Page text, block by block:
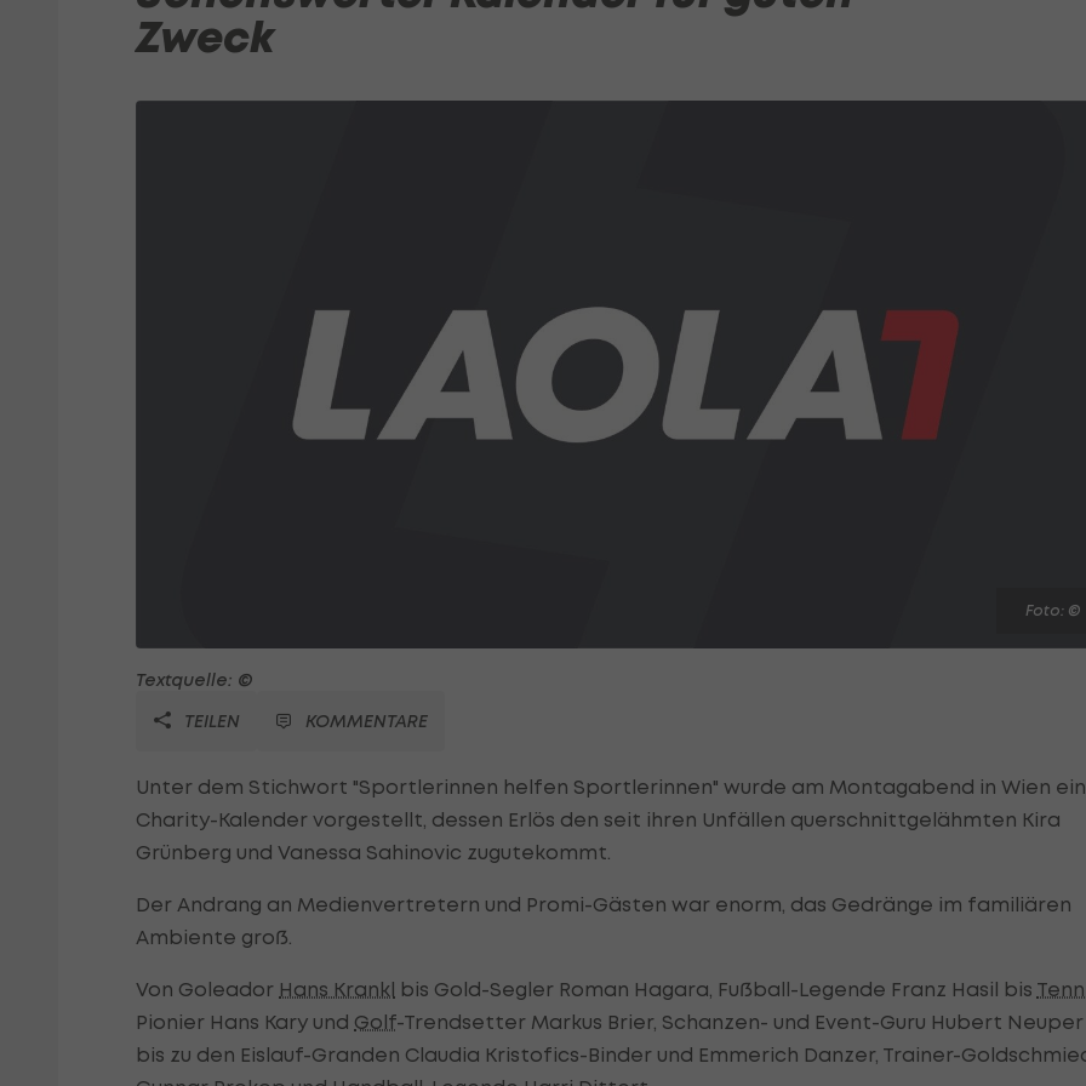
Zweck
Foto: ©
Textquelle: ©
TEILEN
KOMMENTARE
Unter dem Stichwort "Sportlerinnen helfen Sportlerinnen" wurde am Montagabend in Wien ein
Charity-Kalender vorgestellt, dessen Erlös den seit ihren Unfällen querschnittgelähmten Kira
Grünberg und Vanessa Sahinovic zugutekommt.
Der Andrang an Medienvertretern und Promi-Gästen war enorm, das Gedränge im familiären
Ambiente groß.
Von Goleador Hans Krankl bis Gold-Segler Roman Hagara, Fußball-Legende Franz Hasil bis
Pionier Hans Kary und Golf-Trendsetter Markus Brier, Schanzen- und Event-Guru Hubert Neuper
bis zu den Eislauf-Granden Claudia Kristofics-Binder und Emmerich Danzer, Trainer-